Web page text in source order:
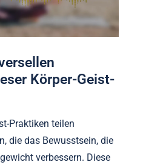
Körper-Geist-
Praktiken teilen
die das Bewusstsein, die
verbessern. Diese